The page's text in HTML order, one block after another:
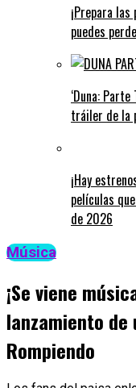
¡Prepara
puedes
‘Duna:
tráiler de la
¡Hay
películas
de 2026
Música
¡Se viene
lanzamiento de
Rompiendo